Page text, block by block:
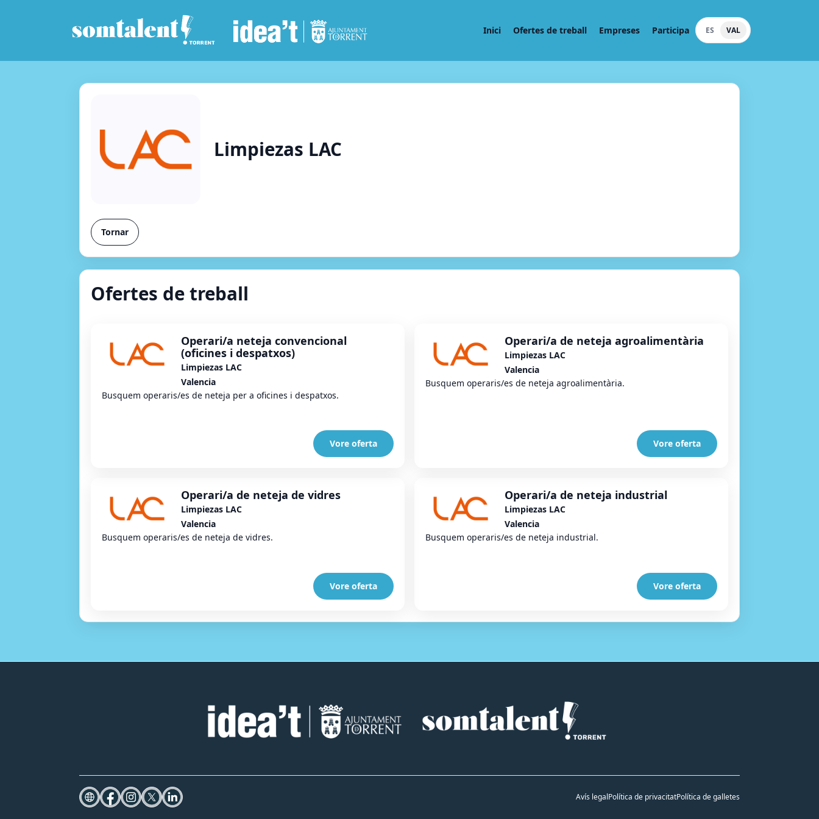
Inici Ofertes de treball Empreses Participa ES VAL
Limpiezas LAC
Tornar
Ofertes de treball
Operari/a neteja convencional
(oficines i despatxos)
Limpiezas LAC
Valencia
Busquem operaris/es de neteja per a oficines i despatxos.
Vore oferta
Operari/a de neteja agroalimentària
Limpiezas LAC
Valencia
Busquem operaris/es de neteja agroalimentària.
Vore oferta
Operari/a de neteja de vidres
Limpiezas LAC
Valencia
Busquem operaris/es de neteja de vidres.
Vore oferta
Operari/a de neteja industrial
Limpiezas LAC
Valencia
Busquem operaris/es de neteja industrial.
Vore oferta
Avís legalPolítica de privacitatPolítica de galletes